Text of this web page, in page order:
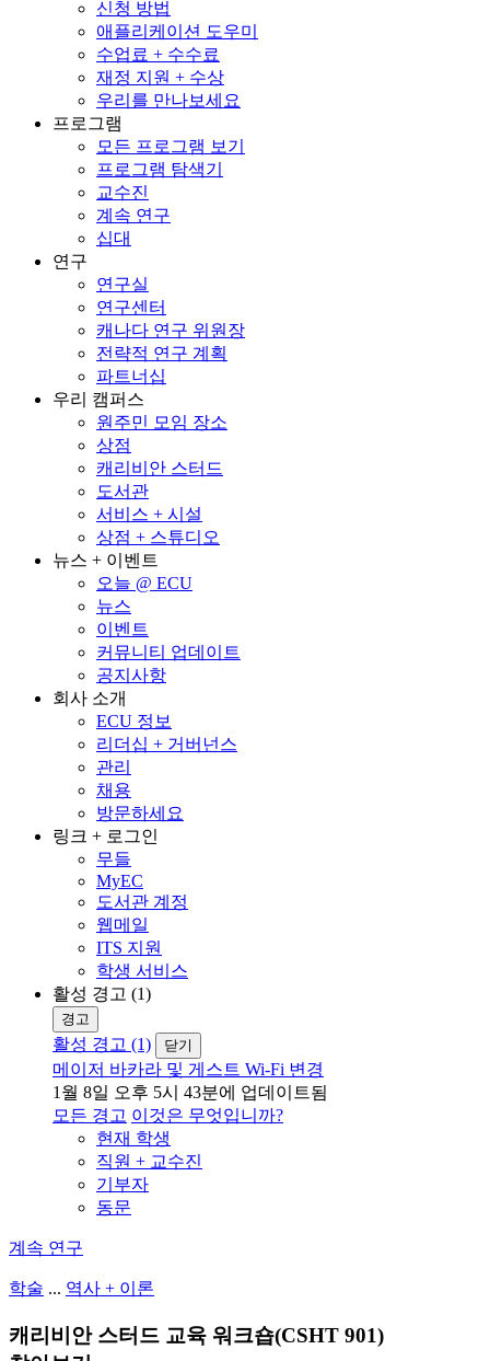
신청 방법
애플리케이션 도우미
수업료 + 수수료
재정 지원 + 수상
우리를 만나보세요
프로그램
모든 프로그램 보기
프로그램 탐색기
교수진
계속 연구
십대
연구
연구실
연구센터
캐나다 연구 위원장
전략적 연구 계획
파트너십
우리 캠퍼스
원주민 모임 장소
상점
캐리비안 스터드
도서관
서비스 + 시설
상점 + 스튜디오
뉴스 + 이벤트
오늘 @ ECU
뉴스
이벤트
커뮤니티 업데이트
공지사항
회사 소개
ECU 정보
리더십 + 거버넌스
관리
채용
방문하세요
링크 + 로그인
무들
MyEC
도서관 계정
웹메일
ITS 지원
학생 서비스
활성 경고 (1)
경고
활성 경고 (1) 닫기
메이저 바카라 및 게스트 Wi-Fi 변경
1월 8일 오후 5시 43분에 업데이트됨
모든 경고 이것은 무엇입니까?
현재 학생
직원 + 교수진
기부자
동문
계속 연구
학술 ... 역사 + 이론
캐리비안 스터드 교육 워크숍(CSHT 901)